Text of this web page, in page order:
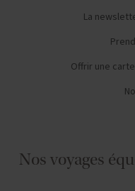
La
Offrir une
Nos voyages